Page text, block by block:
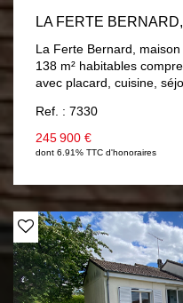
La Ferte Bernard, maison cinq
138 m² habitables
avec placard, cuisine,
wc. Double vitrage PVC,
Sous-sol : buanderie, atelier et un
clos avec trois garages.
Ref. : 7330
245 900 €
dont 6.91% TTC d'honoraires